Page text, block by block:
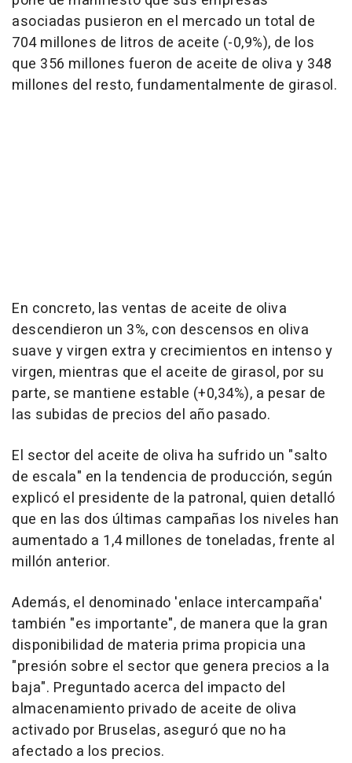
asociadas pusieron en el mercado un total de
704 millones de litros de aceite (-0,9%), de los
que 356 millones fueron de aceite de oliva y 348
millones del resto, fundamentalmente de girasol.
En concreto, las ventas de aceite de oliva
descendieron un 3%, con descensos en oliva
suave y virgen extra y crecimientos en intenso y
virgen, mientras que el aceite de girasol, por su
parte, se mantiene estable (+0,34%), a pesar de
las subidas de precios del año pasado.
El sector del aceite de oliva ha sufrido un "salto
de escala" en la tendencia de producción, según
explicó el presidente de la patronal, quien detalló
que en las dos últimas campañas los niveles han
aumentado a 1,4 millones de toneladas, frente al
millón anterior.
Además, el denominado 'enlace intercampaña'
también "es importante", de manera que la gran
disponibilidad de materia prima propicia una
"presión sobre el sector que genera precios a la
baja". Preguntado acerca del impacto del
almacenamiento privado de aceite de oliva
activado por Bruselas, aseguró que no ha
afectado a los precios.